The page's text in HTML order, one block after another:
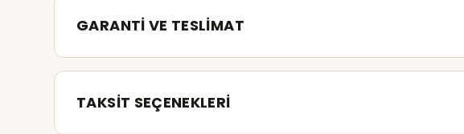
GARANTİ VE TESLİMAT
TAKSİT SEÇENEKLERİ